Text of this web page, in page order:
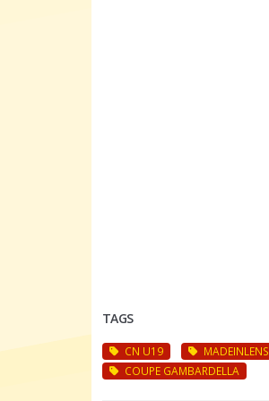
TAGS
CN U19 MADEINLENS
COUPE GAMBARDELLA